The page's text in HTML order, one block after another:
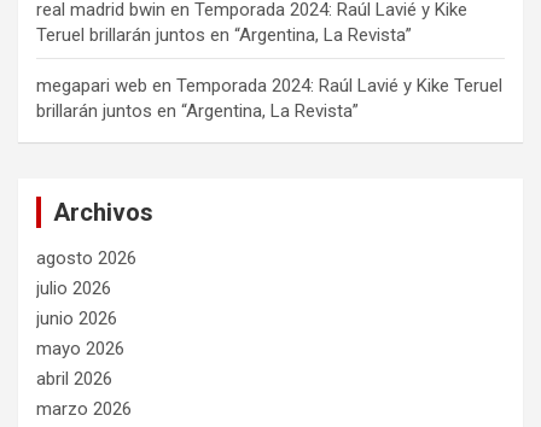
real madrid bwin en Temporada 2024: Raúl Lavié y Kike
Teruel brillarán juntos en “Argentina, La Revista”
megapari web en Temporada 2024: Raúl Lavié y Kike Teruel
brillarán juntos en “Argentina, La Revista”
Archivos
agosto 2026
julio 2026
junio 2026
mayo 2026
abril 2026
marzo 2026